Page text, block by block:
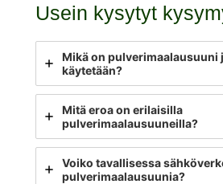
Usein kysytyt
Mikä on pulverimaalausuuni
käytetään?
Mitä eroa on erilaisilla
pulverimaalausuuneilla?
Voiko tavallisessa
pulverimaalausuunia?